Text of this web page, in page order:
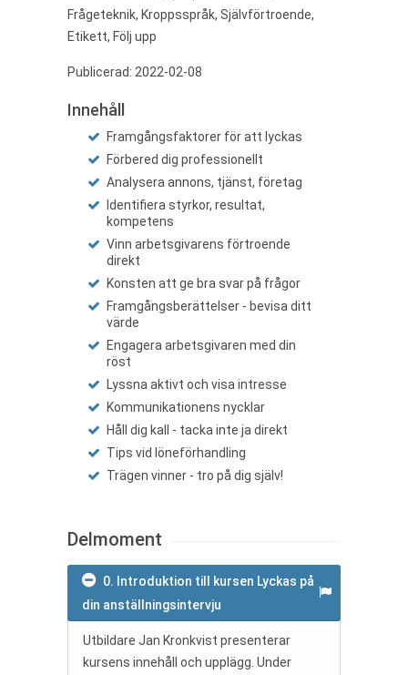
Frågeteknik, Kroppsspråk, Självförtroende,
Etikett, Följ upp
Publicerad: 2022-02-08
Innehåll
Framgångsfaktorer för att lyckas
Förbered dig professionellt
Analysera annons, tjänst, företag
Identifiera styrkor, resultat,
kompetens
Vinn arbetsgivarens förtroende
direkt
Konsten att ge bra svar på frågor
Framgångsberättelser - bevisa ditt
värde
Engagera arbetsgivaren med din
röst
Lyssna aktivt och visa intresse
Kommunikationens nycklar
Håll dig kall - tacka inte ja direkt
Tips vid löneförhandling
Trägen vinner - tro på dig själv!
Delmoment
0. Introduktion till kursen Lyckas på
din anställningsintervju
Utbildare Jan Kronkvist presenterar
kursens innehåll och upplägg. Under